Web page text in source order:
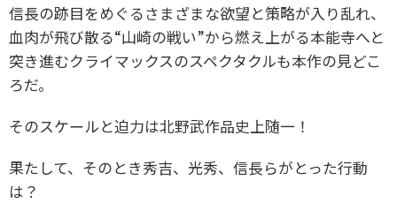
信長の跡目をめぐるさまざまな欲望と策略が入り乱れ、
血肉が飛び散る“山崎の戦い”から燃え上がる本能寺へと
突き進むクライマックスのスペクタクルも本作の見どこ
ろだ。
そのスケールと迫力は北野武作品史上随一！
果たして、そのとき秀吉、光秀、信長らがとった行動
は？